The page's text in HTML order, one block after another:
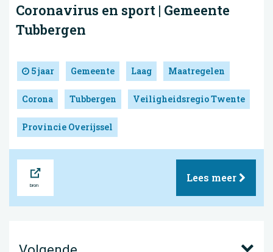
Coronavirus en sport | Gemeente
Tubbergen
5 jaar Gemeente Laag Maatregelen
Corona Tubbergen Veiligheidsregio Twente
Provincie Overijssel
Lees meer